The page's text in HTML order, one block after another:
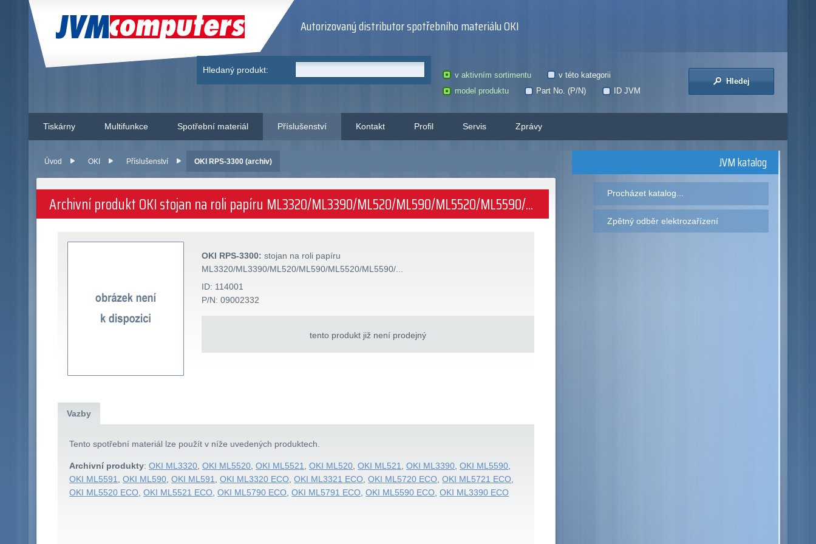
JVM Computers Autorizovaný distributor spotřebního materiálu OKI
Hledaný produkt:
v aktivním sortimentu
v této kategorii
model produktu
Part No. (P/N) ID JVM
Hledej
Tiskárny Multifunkce Spotřební materiál Příslušenství Kontakt Profil Servis Zprávy
Úvod OKI Příslušenství OKI RPS-3300 (archiv)
Archivní produkt OKI stojan na roli papíru ML3320/ML3390/ML520/ML590/ML5520/ML5590/...
OKI RPS-3300: stojan na roli papíru
ML3320/ML3390/ML520/ML590/ML5520/ML5590/...
ID: 114001
P/N: 09002332
tento produkt již není prodejný
Vazby
Tento spotřební materiál lze použít v níže uvedených produktech.
Archivní produkty:OKI ML3320,OKI ML5520,OKI ML5521,OKI ML520,OKI ML521,OKI ML3390,OKI ML5590,
OKI ML5591,OKI ML590,OKI ML591,OKI ML3320 ECO,OKI ML3321 ECO,OKI ML5720 ECO,OKI ML5721 ECO,
OKI ML5520 ECO,OKI ML5521 ECO,OKI ML5790 ECO,OKI ML5791 ECO,OKI ML5590 ECO,OKI ML3390 ECO
JVM katalog
Procházet katalog...
Zpětný odběr elektrozařízení